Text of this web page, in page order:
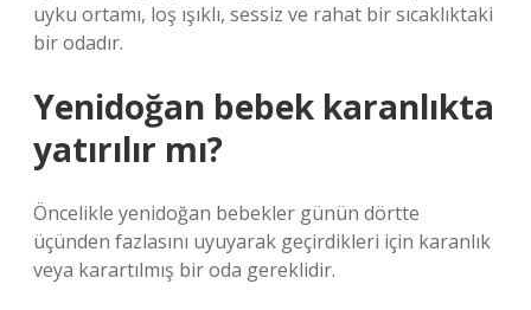
uyku ortamı, loş ışıklı, sessiz ve rahat bir sıcaklıktaki
bir odadır.
Yenidoğan bebek karanlıkta
yatırılır mı?
Öncelikle yenidoğan bebekler günün dörtte
üçünden fazlasını uyuyarak geçirdikleri için karanlık
veya karartılmış bir oda gereklidir.